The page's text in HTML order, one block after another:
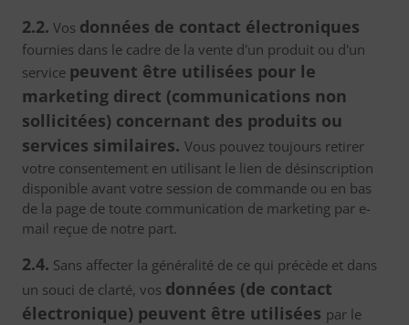
2.2. Vos données de contact électroniques
fournies dans le cadre de la vente d'un produit ou d'un
service peuvent être utilisées pour le
marketing direct (communications non
sollicitées) concernant des produits ou
services similaires. Vous pouvez toujours retirer
votre consentement en utilisant le lien de désinscription
disponible avant votre session de commande ou en bas
de la page de toute communication de marketing par e-
mail reçue de notre part.
2.4. Sans affecter la généralité de ce qui précède et dans
un souci de clarté, vos données (de contact
électronique) peuvent être utilisées par le